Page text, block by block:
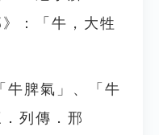
：「牛，大牲
牛脾氣」、「牛
列傳．邢